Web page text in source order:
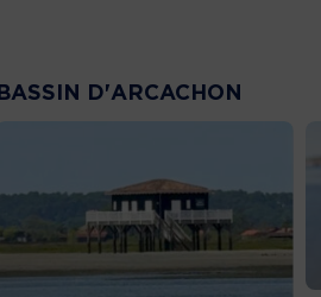
BASSIN D'ARCACHON